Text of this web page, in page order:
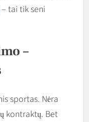
– tai tik seni
–
sportas. Nėra
kontraktų. Bet